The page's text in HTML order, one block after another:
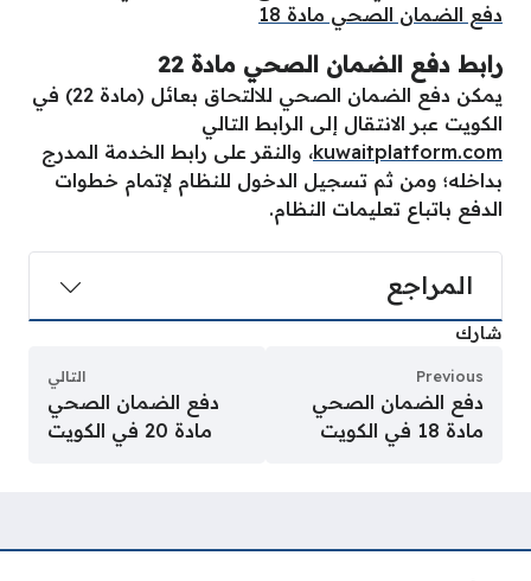
دفع الضمان الصحي مادة 18
رابط دفع الضمان الصحي مادة 22
يمكن دفع الضمان الصحي للالتحاق بعائل (مادة 22) في
الكويت عبر الانتقال إلى الرابط التالي
kuwaitplatform.com، والنقر على رابط الخدمة المدرج
بداخله؛ ومن ثم تسجيل الدخول للنظام لإتمام خطوات
الدفع باتباع تعليمات النظام.
المراجع
شارك
Previous
دفع الضمان الصحي
مادة 18 في الكويت
التالي
دفع الضمان الصحي
مادة 20 في الكويت